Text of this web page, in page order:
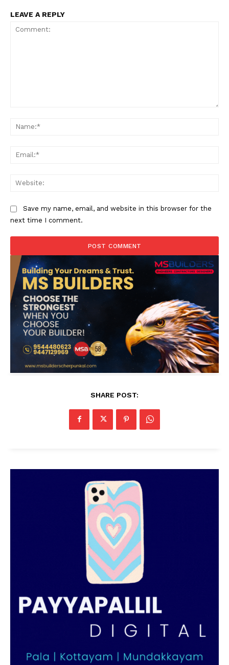
LEAVE A REPLY
Save my name, email, and website in this browser for the
next time I comment.
SHARE POST: